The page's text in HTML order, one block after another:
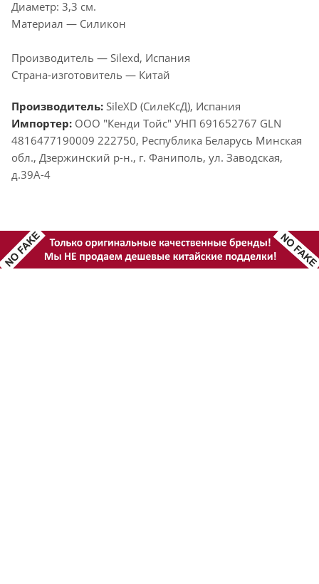
Диаметр: 3,3 см.
Материал — Силикон
Производитель — Silexd, Испания
Страна-изготовитель — Китай
Производитель: SileXD (СилеКсД), Испания
Импортер: ООО "Кенди Тойс" УНП 691652767 GLN
4816477190009 222750, Республика Беларусь Минская
обл., Дзержинский р-н., г. Фаниполь, ул. Заводская,
д.39А-4